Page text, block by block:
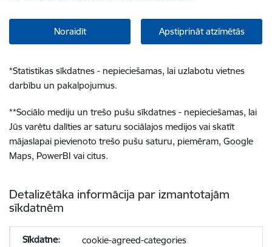
Noraidīt Apstiprināt atzīmētās
*Statistikas sīkdatnes - nepieciešamas, lai uzlabotu vietnes
darbību un pakalpojumus.
**Sociālo mediju un trešo pušu sīkdatnes - nepieciešamas, lai
Jūs varētu dalīties ar saturu sociālajos medijos vai skatīt
mājaslapai pievienoto trešo pušu saturu, piemēram, Google
Maps, PowerBI vai citus.
Detalizētāka informācija par izmantotajām
sīkdatnēm
cookie-agreed-categories